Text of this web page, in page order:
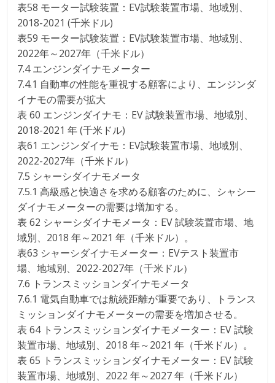
表58 モーター試験装置：EV試験装置市場、地域別、
2018-2021 (千米ドル)
表59 モーター試験装置：EV試験装置市場、地域別、
2022年～2027年（千米ドル）
7.4 エンジンダイナモメーター
7.4.1 自動車の性能を重視する顧客により、エンジンダ
イナモの需要が拡大
表 60 エンジンダイナモ：EV 試験装置市場、地域別、
2018-2021 年 (千米ドル)
表61 エンジンダイナモ：EV試験装置市場、地域別、
2022-2027年（千米ドル）
7.5 シャーシダイナモメータ
7.5.1 高級感と快適さを求める顧客のために、シャシー
ダイナモメーターの需要は増加する。
表 62 シャーシダイナモメータ：EV 試験装置市場、地
域別、2018 年～2021 年（千米ドル）。
表63 シャーシダイナモメーター：EVテスト装置市
場、地域別、2022-2027年（千米ドル）
7.6 トランスミッションダイナモメータ
7.6.1 電気自動車では航続距離が重要であり、トランス
ミッションダイナモメーターの需要を増加させる。
表 64 トランスミッションダイナモメーター：EV 試験
装置市場、地域別、2018 年～2021 年（千米ドル）。
表 65 トランスミッションダイナモメーター：EV 試験
装置市場、地域別、2022 年～2027 年（千米ドル）